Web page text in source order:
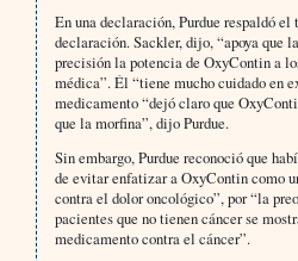
En una declaración, Purdue respaldó
declaración. Sackler, dijo, “apoya que
precisión la potencia de OxyContin a
médica”. Él “tiene mucho cuidado en
medicamento “dejó claro que
que la morfina”, dijo Purdue.
Sin embargo, Purdue reconoció que
de evitar enfatizar a OxyContin como
contra el dolor oncológico”, por “la
pacientes que no tienen cáncer se
medicamento contra el cáncer”.